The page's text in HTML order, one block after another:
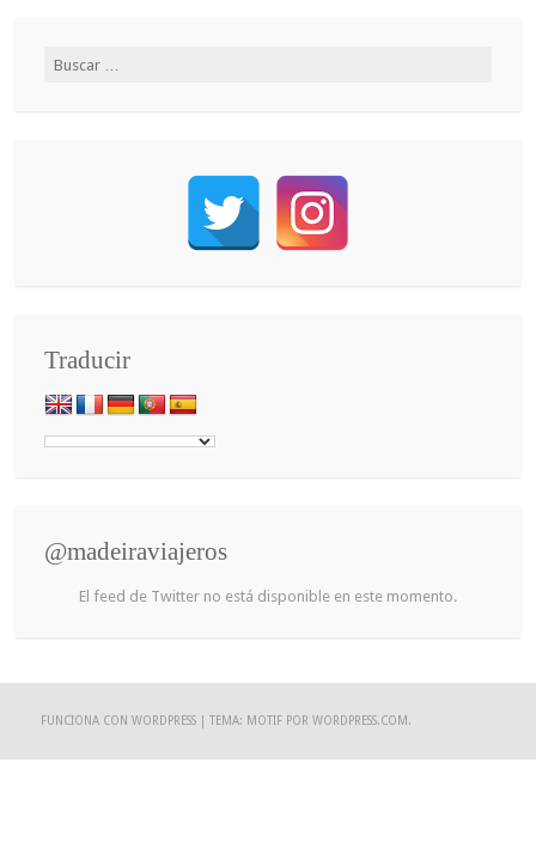
Traducir
@madeiraviajeros
El feed de Twitter no está disponible en este momento.
FUNCIONA CON WORDPRESS TEMA: MOTIF POR WORDPRESS.COM .